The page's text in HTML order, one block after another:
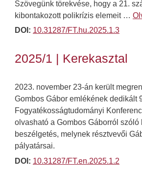
Szövegünk törekvése, hogy a 21.
kibontakozott polikrízis elemeit …
DOI: 10.31287/FT.hu.2025.1.3
2025/1 | Kerekasztal
2023. november 23-án került
Gombos Gábor emlékének dedikált
Fogyatékosságtudományi
olvasható a Gombos Gáborról szóló
beszélgetés, melynek résztvevői
pályatársai.
DOI: 10.31287/FT.en.2025.1.2